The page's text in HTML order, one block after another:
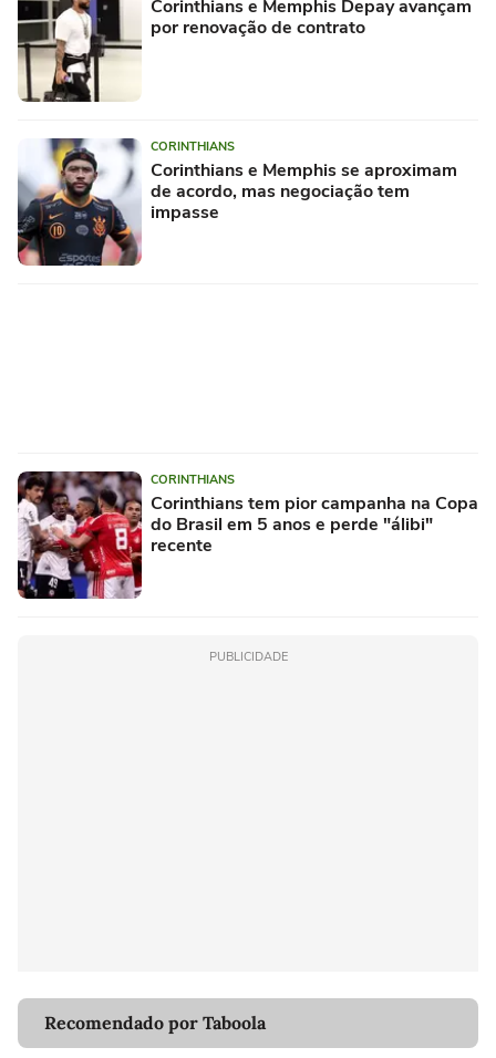
Corinthians e Memphis Depay avançam
por renovação de contrato
CORINTHIANS
Corinthians e Memphis se aproximam
de acordo, mas negociação tem
impasse
CORINTHIANS
Corinthians tem pior campanha na Copa
do Brasil em 5 anos e perde "álibi"
recente
PUBLICIDADE
Recomendado por Taboola